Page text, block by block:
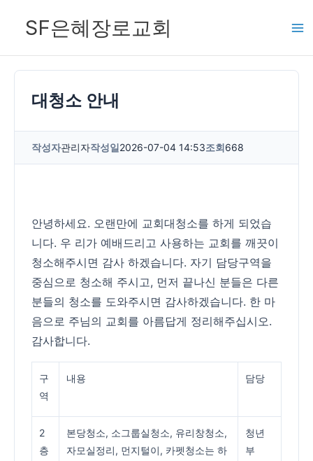
SF은혜장로교회
대청소 안내
작성자관리자작성일2026-07-04 14:53조회668
안녕하세요. 오랜만에 교회대청소를 하게 되었습
니다. 우 리가 예배드리고 사용하는 교회를 깨끗이
청소해주시면 감사 하겠습니다. 자기 담당구역을
중심으로 청소해 주시고, 먼저 끝나신 분들은 다른
분들의 청소를 도와주시면 감사하겠습니다. 한 마
음으로 주님의 교회를 아름답게 정리해주십시오.
감사합니다.
구
역
내용 담당
2
층
본당청소, 소그룹실청소, 유리창청소,
자모실정리, 먼지털이, 카펫청소는 하
청년
부